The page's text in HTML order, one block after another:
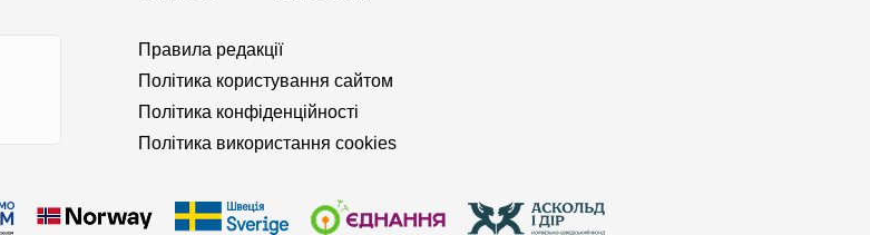
Правила редакції
Політика користування сайтом
Політика конфіденційності
Політика використання cookies